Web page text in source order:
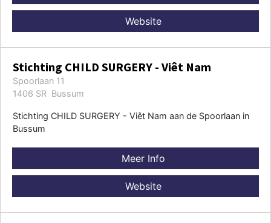
Website
Stichting CHILD SURGERY - Viêt Nam
Spoorlaan 11
1406 SR Bussum
Stichting CHILD SURGERY - Viêt Nam aan de Spoorlaan in
Bussum
Meer Info
Website